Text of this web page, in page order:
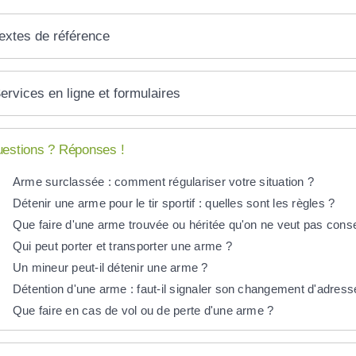
de référence
en ligne et formulaires
? Réponses !
Arme surclassée : comment régulariser votre situation ?
Détenir une arme pour le tir sportif : quelles sont les règles ?
Que faire d'une arme trouvée ou héritée qu'on ne veut pas
Qui peut porter et transporter une arme ?
Un mineur peut-il détenir une arme ?
Détention d'une arme : faut-il signaler son changement
Que faire en cas de vol ou de perte d'une arme ?